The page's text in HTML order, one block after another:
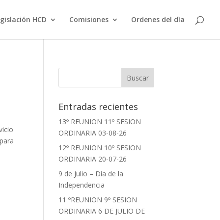
HCD Comisiones Ordenes del dìa
Entradas recientes
13º REUNION 11º SESION
ORDINARIA 03-08-26
12º REUNION 10º SESION
ORDINARIA 20-07-26
9 de Julio – Día de la
Independencia
11 ºREUNION 9º SESION
ORDINARIA 6 DE JULIO DE